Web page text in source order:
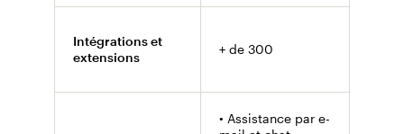
Intégrations et
extensions
+ de 300
• Assistance par e-